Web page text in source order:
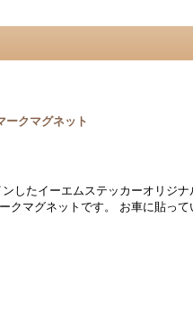
ークマグネット
したイーエムステッカーオリジ
クマグネットです。 お車に貼って